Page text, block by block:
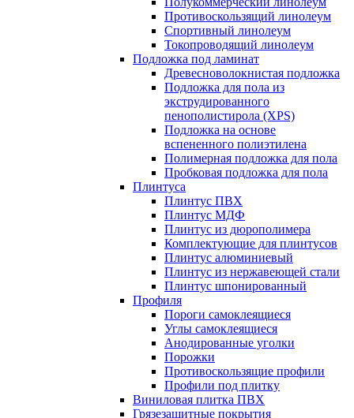
Противоскользящий линолеум
Спортивный линолеум
Токопроводящий линолеум
Подложка под ламинат
Древесноволокнистая подложка
Подложка для пола из
экструдированного
пенополистирола (XPS)
Подложка на основе
вспененного полиэтилена
Полимерная подложка для пола
Пробковая подложка для пола
Плинтуса
Плинтус ПВХ
Плинтус МДФ
Плинтус из дюрополимера
Комплектующие для плинтусов
Плинтус алюминиевый
Плинтус из нержавеющей стали
Плинтус шпонированный
Профиля
Пороги самоклеящиеся
Углы самоклеящиеся
Анодированные уголки
Порожки
Противоскользящие профили
Профили под плитку
Виниловая плитка ПВХ
Грязезащитные покрытия